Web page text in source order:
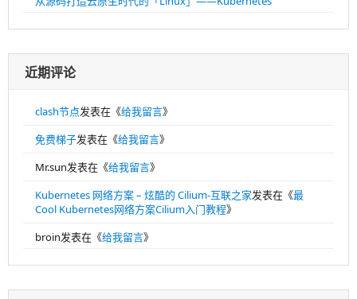
近期评论
clash节点发表在《给我留言》
免费梯子发表在《给我留言》
Mr.sun发表在《给我留言》
Kubernetes 网络方案 – 炫酷的 Cilium-互联之家发表在《最
Cool Kubernetes网络方案Cilium入门教程》
broin发表在《给我留言》